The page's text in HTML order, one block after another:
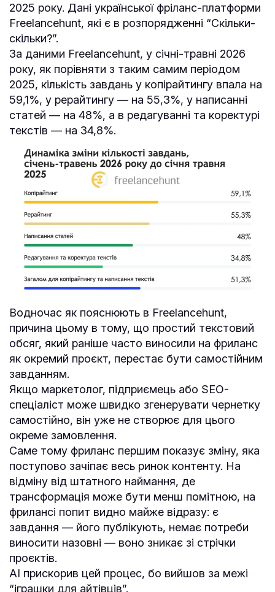
2025 року. Дані української фріланс-платформи
Freelancehunt, які є в розпорядженні “Скільки-
скільки?”.
За даними Freelancehunt, у січні-травні 2026
року, як порівняти з таким самим періодом
2025, кількість завдань у копірайтингу впала на
59,1%, у рерайтингу — на 55,3%, у написанні
статей — на 48%, а в редагуванні та коректурі
текстів — на 34,8%.
Водночас як пояснюють в Freelancehunt,
причина цьому в тому, що простий текстовий
обсяг, який раніше часто виносили на фриланс
як окремий проєкт, перестає бути самостійним
завданням.
Якщо маркетолог, підприємець або SEO-
спеціаліст може швидко згенерувати чернетку
самостійно, він уже не створює для цього
окреме замовлення.
Саме тому фриланс першим показує зміну, яка
поступово зачіпає весь ринок контенту. На
відміну від штатного наймання, де
трансформація може бути менш помітною, на
фрилансі попит видно майже відразу: є
завдання — його публікують, немає потреби
виносити назовні — воно зникає зі стрічки
проєктів.
AI прискорив цей процес, бо вийшов за межі
“іграшки для айтівців”.